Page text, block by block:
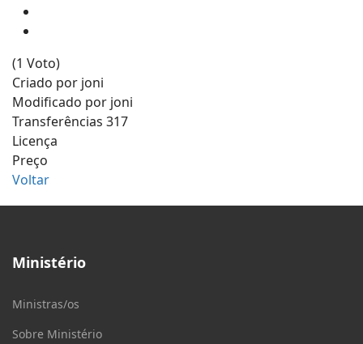
(1 Voto)
Criado por joni
Modificado por joni
Transferências 317
Licença
Preço
Voltar
Ministério
Ministras/os
Sobre Ministério